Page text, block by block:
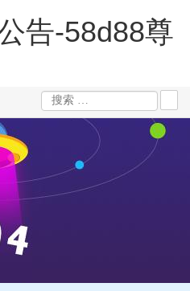
告-58d88尊